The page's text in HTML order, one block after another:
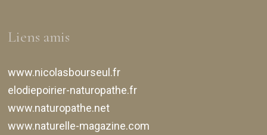
Liens amis
www.nicolasbourseul.fr
elodiepoirier-naturopathe.fr
www.naturopathe.net
www.naturelle-magazine.com